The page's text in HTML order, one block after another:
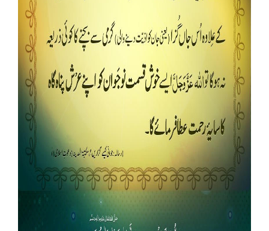
Magazine
Departments
Our Websites
More